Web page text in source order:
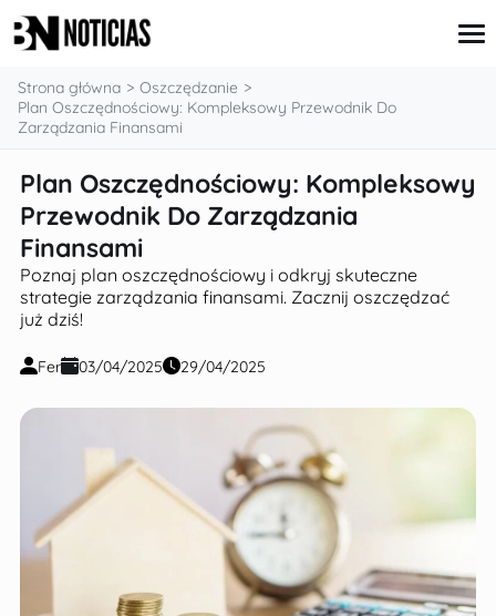
treści
Kredyt Hipoteczny
Kredyt Konsumpcyjny
Inwestycje
Oszczędzanie
Strona główna
Oszczędzanie
Plan Oszczędnościowy: Kompleksowy Przewodnik Do
Zarządzania Finansami
Plan Oszczędnościowy: Kompleksowy
Przewodnik Do Zarządzania
Finansami
Poznaj plan oszczędnościowy i odkryj skuteczne
strategie zarządzania finansami. Zacznij oszczędzać
już dziś!
Fer 03/04/2025 29/04/2025